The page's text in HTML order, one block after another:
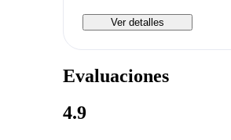
Ver detalles
Evaluaciones
4.9